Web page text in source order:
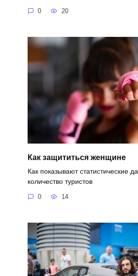
0 20
Как защититься женщине
Как показывают статистические
количество туристов
0 14